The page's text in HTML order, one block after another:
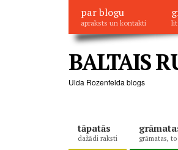
par blogu
apraksts un kontakti
BALTAIS
Ulda Rozenfelda blogs
tāpatās
dažādi raksti grāmatas,